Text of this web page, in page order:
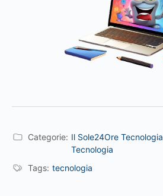
Categorie: Il Sole24Ore Tecnologia
Tecnologia
Tags: tecnologia